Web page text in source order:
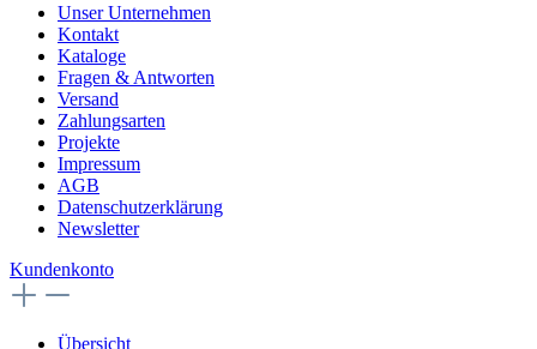
Unser Unternehmen
Kontakt
Kataloge
Fragen & Antworten
Versand
Zahlungsarten
Projekte
Impressum
AGB
Datenschutzerklärung
Newsletter
Kundenkonto
Übersicht